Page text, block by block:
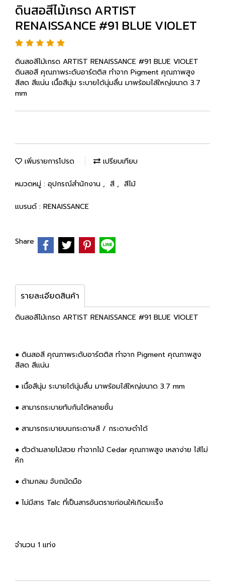
ดินสอสีไม้เกรด ARTIST
RENAISSANCE #91 BLUE VIOLET
ดินสอสีไม้เกรด ARTIST RENAISSANCE #91 BLUE VIOLET
ดินสอสี คุณภาพระดับอาร์ตติส ทำจาก Pigment คุณภาพสูง
สีสด สีแน่น เนื้อสีนุ่ม ระบายได้นุ่มลื่น มาพร้อมไส้ใหญ่ขนาด 3.7
mm
เพิ่มรายการโปรด เปรียบเทียบ
หมวดหมู่ : อุปกรณ์สำนักงาน , สี , สีไม้
แบรนด์ : RENAISSANCE
Share
รายละเอียดสินค้า
ดินสอสีไม้เกรด ARTIST RENAISSANCE #91 BLUE VIOLET
● ดินสอสี คุณภาพระดับอาร์ตติส ทำจาก Pigment คุณภาพสูง
สีสด สีแน่น
● เนื้อสีนุ่ม ระบายได้นุ่มลื่น มาพร้อมไส้ใหญ่ขนาด 3.7 mm
● สามารถระบายทับกันได้หลายชั้น
● สามารถระบายบนกระดาษสี / กระดาษดำได้
● ตัวด้ามลายไม้สวย ทำจากไม้ Cedar คุณภาพสูง เหลาง่าย ไส้ไม่
หัก
● ด้ามกลม จับถนัดมือ
● ไม่มีสาร Talc ที่เป็นสารอันตรายก่อนให้เกิดมะเร็ง
จำนวน 1 แท่ง